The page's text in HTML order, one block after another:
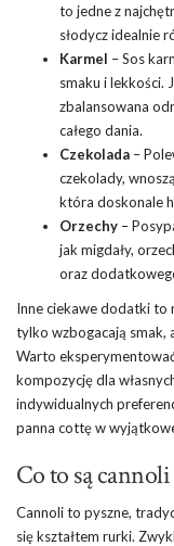
to jedne z
słodycz idealnie
Karmel – Sos
smaku i lekkości.
zbalansowana
całego dania.
Czekolada –
czekolady,
która doskonale
Orzechy –
jak migdały,
oraz
Inne ciekawe dodatki to
tylko wzbogacają smak,
Warto
kompozycję dla
indywidualnych
panna cottę w
Co to są
Cannoli to pyszne,
się kształtem rurki.